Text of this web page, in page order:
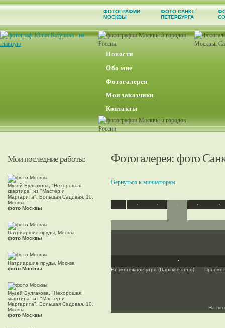
ФОТОГРАФИИ
МОСКВЫ
ФОТО САНКТ-
ПЕТЕРБУРГА
Новости
Обо мне
Фотогалерея
Мои заказчики
Контакты
Мои последние работы:
Музей Булгакова, "Нехорошая
квартира" из "Мастер и
Маргарита", Большая Садовая, 10,
Москва
фото Москвы
Патриаршие пруды, Москва
фото Москвы
Патриаршие пруды, Москва
фото Москвы
Музей Булгакова, "Нехорошая
квартира" из "Мастер и
Маргарита", Большая Садовая, 10,
Москва
фото Москвы
Фотогалерея: фото
Вернуться к миниатюрам
Безмятежное утро (Царское село)
На